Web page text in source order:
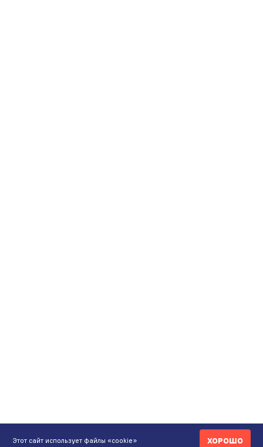
Этот сайт использует файлы «cookie» ХОРОШО